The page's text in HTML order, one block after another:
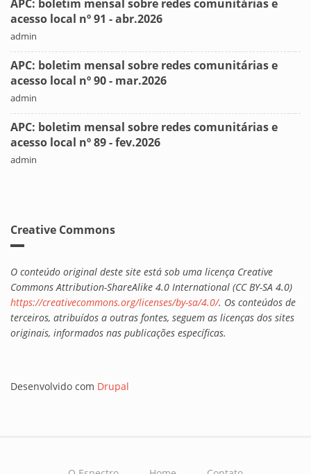
APC: boletim mensal sobre redes comunitárias e
acesso local nº 91 - abr.2026
admin
APC: boletim mensal sobre redes comunitárias e
acesso local nº 90 - mar.2026
admin
APC: boletim mensal sobre redes comunitárias e
acesso local nº 89 - fev.2026
admin
Creative Commons
O conteúdo original deste site está sob uma licença Creative
Commons Attribution-ShareAlike 4.0 International (CC BY-SA 4.0)
https://creativecommons.org/licenses/by-sa/4.0/. Os conteúdos de
terceiros, atribuídos a outras fontes, seguem as licenças dos sites
originais, informados nas publicações específicas.
Desenvolvido com Drupal